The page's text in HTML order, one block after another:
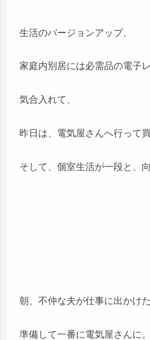
生活のバージョンアップ、
家庭内別居には必需品の電子
気合入れて、
昨日は、電気屋さんへ行って
そして、個室生活が一段と、
朝、不仲な夫が仕事に出かけた
準備して一番に電気屋さんに。